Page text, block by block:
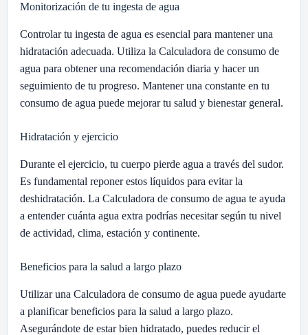
Monitorización de tu ingesta de agua
Controlar tu ingesta de agua es esencial para mantener una
hidratación adecuada. Utiliza la Calculadora de consumo de
agua para obtener una recomendación diaria y hacer un
seguimiento de tu progreso. Mantener una constante en tu
consumo de agua puede mejorar tu salud y bienestar general.
Hidratación y ejercicio
Durante el ejercicio, tu cuerpo pierde agua a través del sudor.
Es fundamental reponer estos líquidos para evitar la
deshidratación. La Calculadora de consumo de agua te ayuda
a entender cuánta agua extra podrías necesitar según tu nivel
de actividad, clima, estación y continente.
Beneficios para la salud a largo plazo
Utilizar una Calculadora de consumo de agua puede ayudarte
a planificar beneficios para la salud a largo plazo.
Asegurándote de estar bien hidratado, puedes reducir el